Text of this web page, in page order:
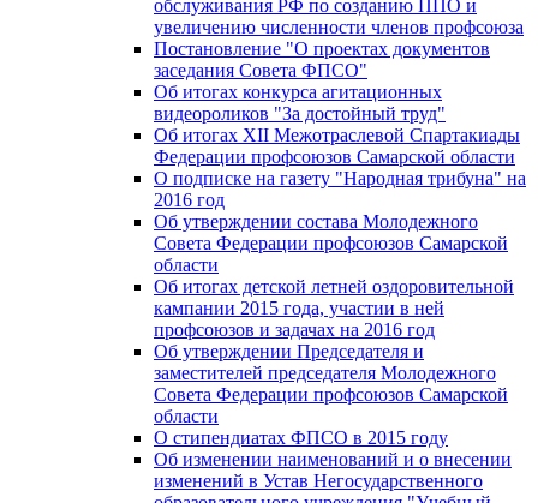
обслуживания РФ по созданию ППО и
увеличению численности членов профсоюза
Постановление "О проектах документов
заседания Совета ФПСО"
Об итогах конкурса агитационных
видеороликов "За достойный труд"
Об итогах XII Межотраслевой Спартакиады
Федерации профсоюзов Самарской области
О подписке на газету "Народная трибуна" на
2016 год
Об утверждении состава Молодежного
Совета Федерации профсоюзов Самарской
области
Об итогах детской летней оздоровительной
кампании 2015 года, участии в ней
профсоюзов и задачах на 2016 год
Об утверждении Председателя и
заместителей председателя Молодежного
Совета Федерации профсоюзов Самарской
области
О стипендиатах ФПСО в 2015 году
Об изменении наименований и о внесении
изменений в Устав Негосударственного